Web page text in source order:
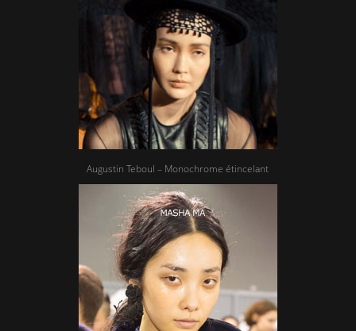
Augustin Teboul – Monochrome étincelant